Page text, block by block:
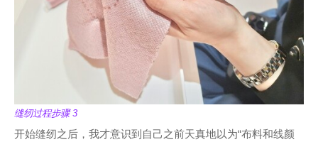
缝纫过程步骤 3
开始缝纫之后，我才意识到自己之前天真地以为“布料和线颜